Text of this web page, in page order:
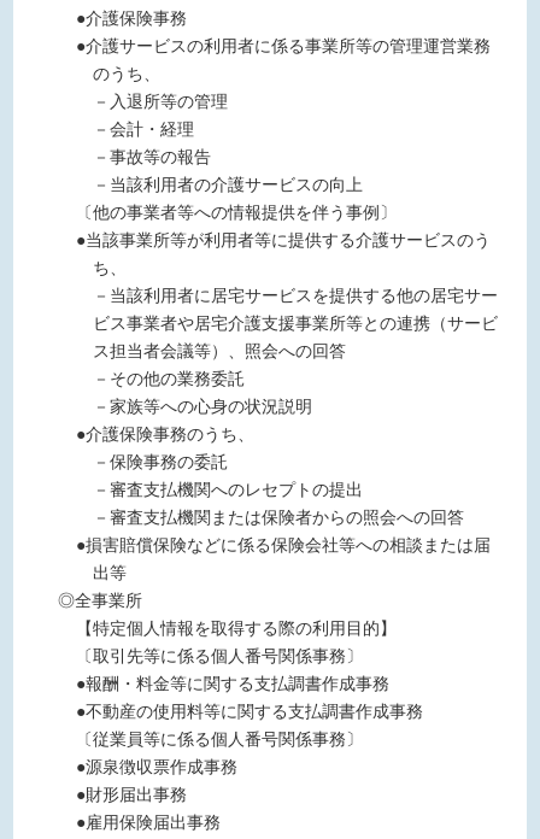
●介護保険事務
●介護サービスの利用者に係る事業所等の管理運営業務
のうち、
－入退所等の管理
－会計・経理
－事故等の報告
－当該利用者の介護サービスの向上
〔他の事業者等への情報提供を伴う事例〕
●当該事業所等が利用者等に提供する介護サービスのう
ち、
－当該利用者に居宅サービスを提供する他の居宅サー
ビス事業者や居宅介護支援事業所等との連携（サービ
ス担当者会議等）、照会への回答
－その他の業務委託
－家族等への心身の状況説明
●介護保険事務のうち、
－保険事務の委託
－審査支払機関へのレセプトの提出
－審査支払機関または保険者からの照会への回答
●損害賠償保険などに係る保険会社等への相談または届
出等
◎全事業所
【特定個人情報を取得する際の利用目的】
〔取引先等に係る個人番号関係事務〕
●報酬・料金等に関する支払調書作成事務
●不動産の使用料等に関する支払調書作成事務
〔従業員等に係る個人番号関係事務〕
●源泉徴収票作成事務
●財形届出事務
●雇用保険届出事務